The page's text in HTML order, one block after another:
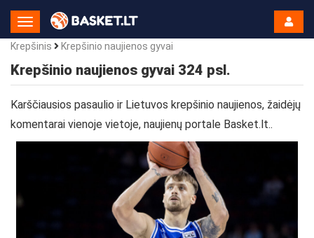
Toggle
Navigation
Krepšinis
Krepšinio naujienos gyvai
Krepšinio naujienos gyvai 324 psl.
Karščiausios pasaulio ir Lietuvos krepšinio naujienos, žaidėjų
komentarai vienoje vietoje, naujienų portale Basket.lt..